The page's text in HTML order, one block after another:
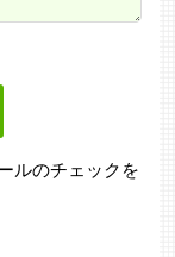
ルのチェックを